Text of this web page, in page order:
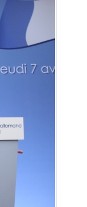
HAS
BUT IT
Picierno